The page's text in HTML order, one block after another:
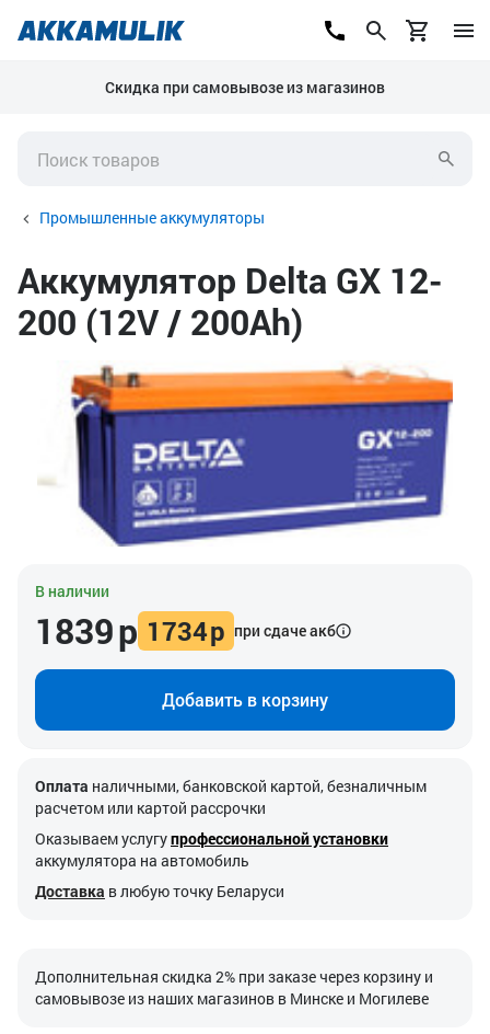
Скидка при самовывозе из магазинов
Промышленные аккумуляторы
Аккумулятор Delta GX 12-
200 (12V / 200Ah)
В наличии
1839р 1734р при сдаче акб
Добавить в корзину
Оплата наличными, банковской картой, безналичным
расчетом или картой рассрочки
Оказываем услугупрофессиональной установки
аккумулятора на автомобиль
Доставка в любую точку Беларуси
Дополнительная скидка 2% при заказе через корзину и
самовывозе из наших магазинов в Минске и Могилеве